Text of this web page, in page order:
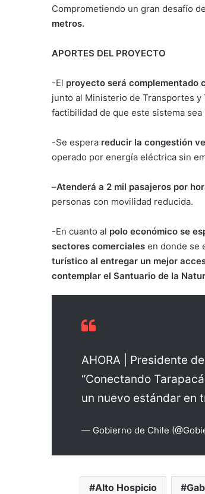
Comprometiendo un gran desafío
metros.
APORTES DEL PROYECTO
-El proyecto será complementado
junto al Ministerio de Transportes y
factibilidad de que este sistema
-Se espera reducir la congestión
operado por energía eléctrica sin
–Atenderá a 2 mil pasajeros por
personas con movilidad reducida.
-En cuanto al polo económico se
sectores comerciales en donde se
turístico al entregar un mejor
contemplar el Santuario de la
AHORA | Presidente
“Conectando
un nuevo estándar en
— Gobierno de Chile
Alto Hospicio